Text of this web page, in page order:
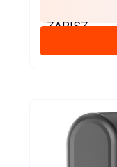
ZAPISZ